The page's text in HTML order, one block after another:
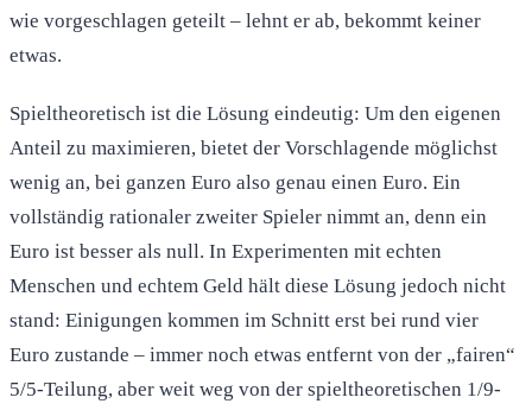
wie vorgeschlagen geteilt – lehnt er ab, bekommt keiner
etwas.
Spieltheoretisch ist die Lösung eindeutig: Um den eigenen
Anteil zu maximieren, bietet der Vorschlagende möglichst
wenig an, bei ganzen Euro also genau einen Euro. Ein
vollständig rationaler zweiter Spieler nimmt an, denn ein
Euro ist besser als null. In Experimenten mit echten
Menschen und echtem Geld hält diese Lösung jedoch nicht
stand: Einigungen kommen im Schnitt erst bei rund vier
Euro zustande – immer noch etwas entfernt von der „fairen“
5/5-Teilung, aber weit weg von der spieltheoretischen 1/9-